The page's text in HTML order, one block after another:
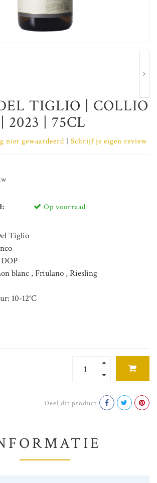
TIGLIO | COLLIO
2023 | 75CL
niet gewaardeerd | Schrijf je eigen review
Op voorraad
Tiglio
blanc , Friulano , Riesling
10-12°C
Deel dit product